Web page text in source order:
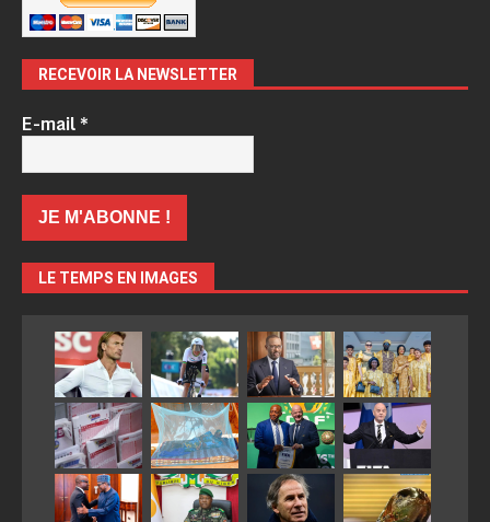
RECEVOIR LA NEWSLETTER
E-mail*
LE TEMPS EN IMAGES